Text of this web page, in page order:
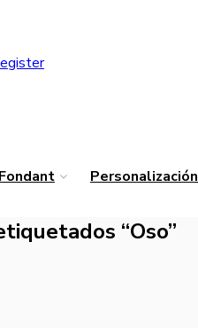
Fondant Personalización
“Oso”